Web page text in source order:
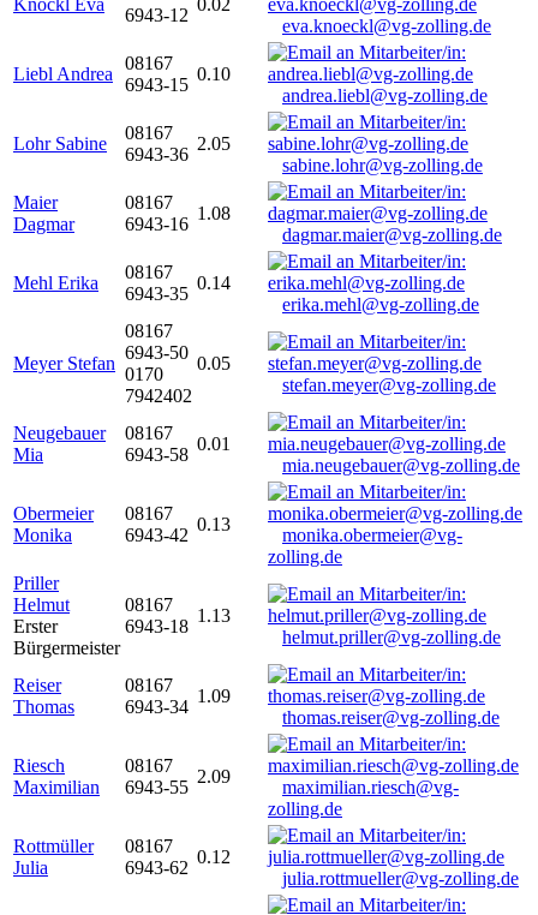
Knöckl Eva
6943-12
0.02
eva.knoeckl@vg-zolling.de
Liebl Andrea
08167
6943-15
0.10
andrea.liebl@vg-zolling.de
Lohr Sabine
08167
6943-36
2.05
sabine.lohr@vg-zolling.de
Maier
Dagmar
08167
6943-16
1.08
dagmar.maier@vg-zolling.de
Mehl Erika
08167
6943-35
0.14
erika.mehl@vg-zolling.de
Meyer Stefan
08167
6943-50
0170
7942402
0.05
stefan.meyer@vg-zolling.de
Neugebauer
Mia
08167
6943-58
0.01
mia.neugebauer@vg-zolling.de
Obermeier
Monika
08167
6943-42
0.13
monika.obermeier@vg-
zolling.de
Priller
Helmut
Erster
Bürgermeister
08167
6943-18
1.13
helmut.priller@vg-zolling.de
Reiser
Thomas
08167
6943-34
1.09
thomas.reiser@vg-zolling.de
Riesch
Maximilian
08167
6943-55
2.09
maximilian.riesch@vg-
zolling.de
Rottmüller
Julia
08167
6943-62
0.12
julia.rottmueller@vg-zolling.de